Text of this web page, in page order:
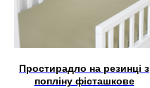
Простирадло на резинці з
попліну фісташкове